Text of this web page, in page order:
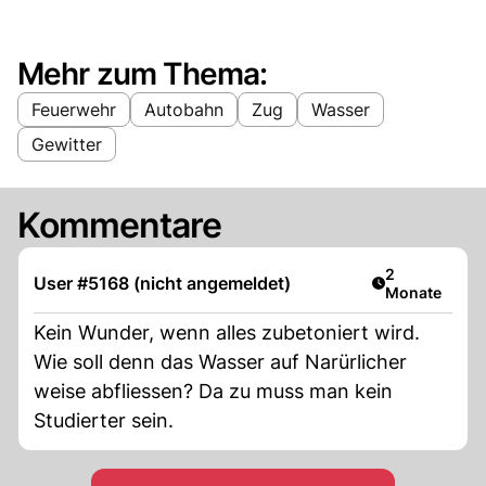
Mehr zum Thema:
Feuerwehr Autobahn Zug
Wasser
Gewitter
Kommentare
User #5168 (nicht angemeldet) Artikel
2
Monate
Kein Wunder, wenn alles zubetoniert wird.
Wie soll denn das Wasser auf Narürlicher
weise abfliessen? Da zu muss man kein
Studierter sein.